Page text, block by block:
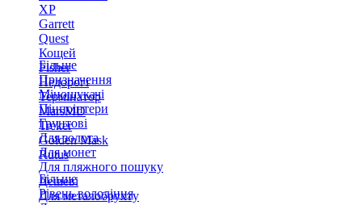
XP
Garrett
Quest
Кощей
Fisher
Недорогі
Термінатор
MarsMD
Treker
Golden Mask
Rutus
Більше
Призначення
Міношукачі
Пінпоінтери
Грунтові
Для золота
Для монет
Для пляжного пошуку
Дешеві
Для металобрухту
Більше
Рівень володіння